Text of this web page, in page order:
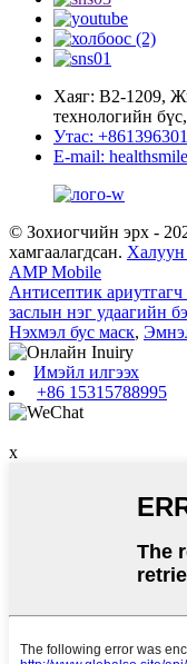
Хаяг: В2-1209,
технологийн
Утас:
E-mail:
© Зохиогчийн эрх -
хамгаалагдсан. Халуун
AMP Mobile
Антисептик ариутгагч
заслын нэг удаагийн
Нэхмэл бус маск,
Имэйл илгээх
+86 15315788995
x